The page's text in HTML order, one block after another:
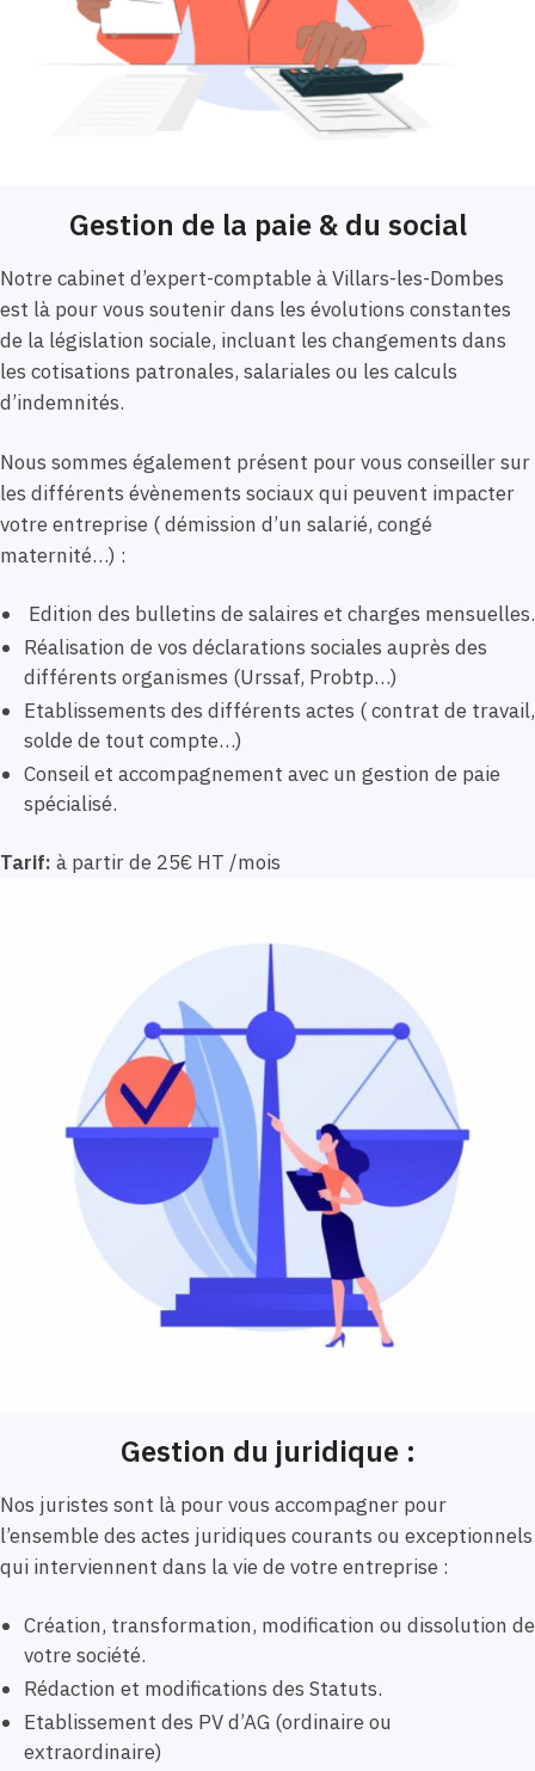
Gestion de la paie & du social
Notre cabinet d’expert-comptable à Villars-les-Dombes
est là pour vous soutenir dans les évolutions constantes
de la législation sociale, incluant les changements dans
les cotisations patronales, salariales ou les calculs
d’indemnités.
Nous sommes également présent pour vous conseiller sur
les différents évènements sociaux qui peuvent impacter
votre entreprise ( démission d’un salarié, congé
maternité…) :
Edition des bulletins de salaires et charges mensuelles.
Réalisation de vos déclarations sociales auprès des
différents organismes (Urssaf, Probtp…)
Etablissements des différents actes ( contrat de travail,
solde de tout compte…)
Conseil et accompagnement avec un gestion de paie
spécialisé.
Tarif: à partir de 25€ HT /mois
Gestion du juridique :
Nos juristes sont là pour vous accompagner pour
l’ensemble des actes juridiques courants ou exceptionnels
qui interviennent dans la vie de votre entreprise :
Création, transformation, modification ou dissolution de
votre société.
Rédaction et modifications des Statuts.
Etablissement des PV d’AG (ordinaire ou
extraordinaire)